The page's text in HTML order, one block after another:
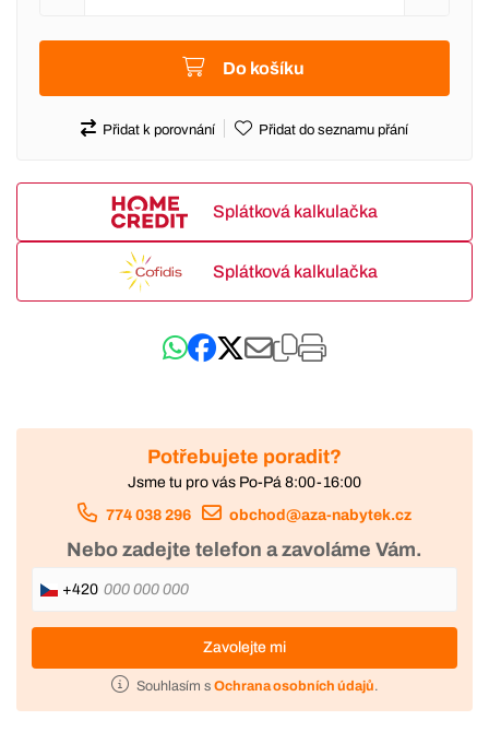
Do košíku
Přidat k porovnání Přidat do seznamu přání
Splátková kalkulačka
Splátková kalkulačka
Potřebujete poradit?
Jsme tu pro vás Po-Pá 8:00-16:00
774 038 296 obchod@aza-nabytek.cz
Nebo zadejte telefon a zavoláme Vám.
+420
Zavolejte mi
Souhlasím s Ochrana osobních údajů.